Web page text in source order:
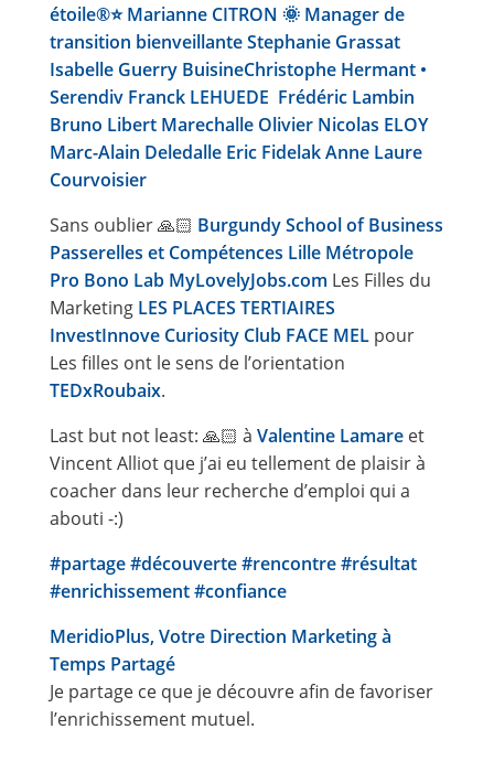
étoile®⭐ Marianne CITRON 🌞 Manager de
transition bienveillanteStephanie Grassat
Isabelle Guerry BuisineChristophe Hermant •
Serendiv Franck LEHUEDE Frédéric Lambin
Bruno Libert Marechalle Olivier Nicolas ELOY
Marc-Alain Deledalle Eric FidelakAnne Laure
Courvoisier
Sans oublier 🙏🏻 Burgundy School of Business
Passerelles et Compétences Lille Métropole
Pro Bono Lab MyLovelyJobs.com Les Filles du
Marketing LES PLACES TERTIAIRES
InvestInnove Curiosity Club FACE MELpour
Les filles ont le sens de l’orientation
TEDxRoubaix.
Last but not least: 🙏🏻 à Valentine Lamareet
Vincent Alliot que j’ai eu tellement de plaisir à
coacher dans leur recherche d’emploi qui a
abouti -:)
#partage#découverte#rencontre#résultat
#enrichissement#confiance
MeridioPlus, Votre Direction Marketing à
Temps Partagé
Je partage ce que je découvre afin de favoriser
l’enrichissement mutuel.